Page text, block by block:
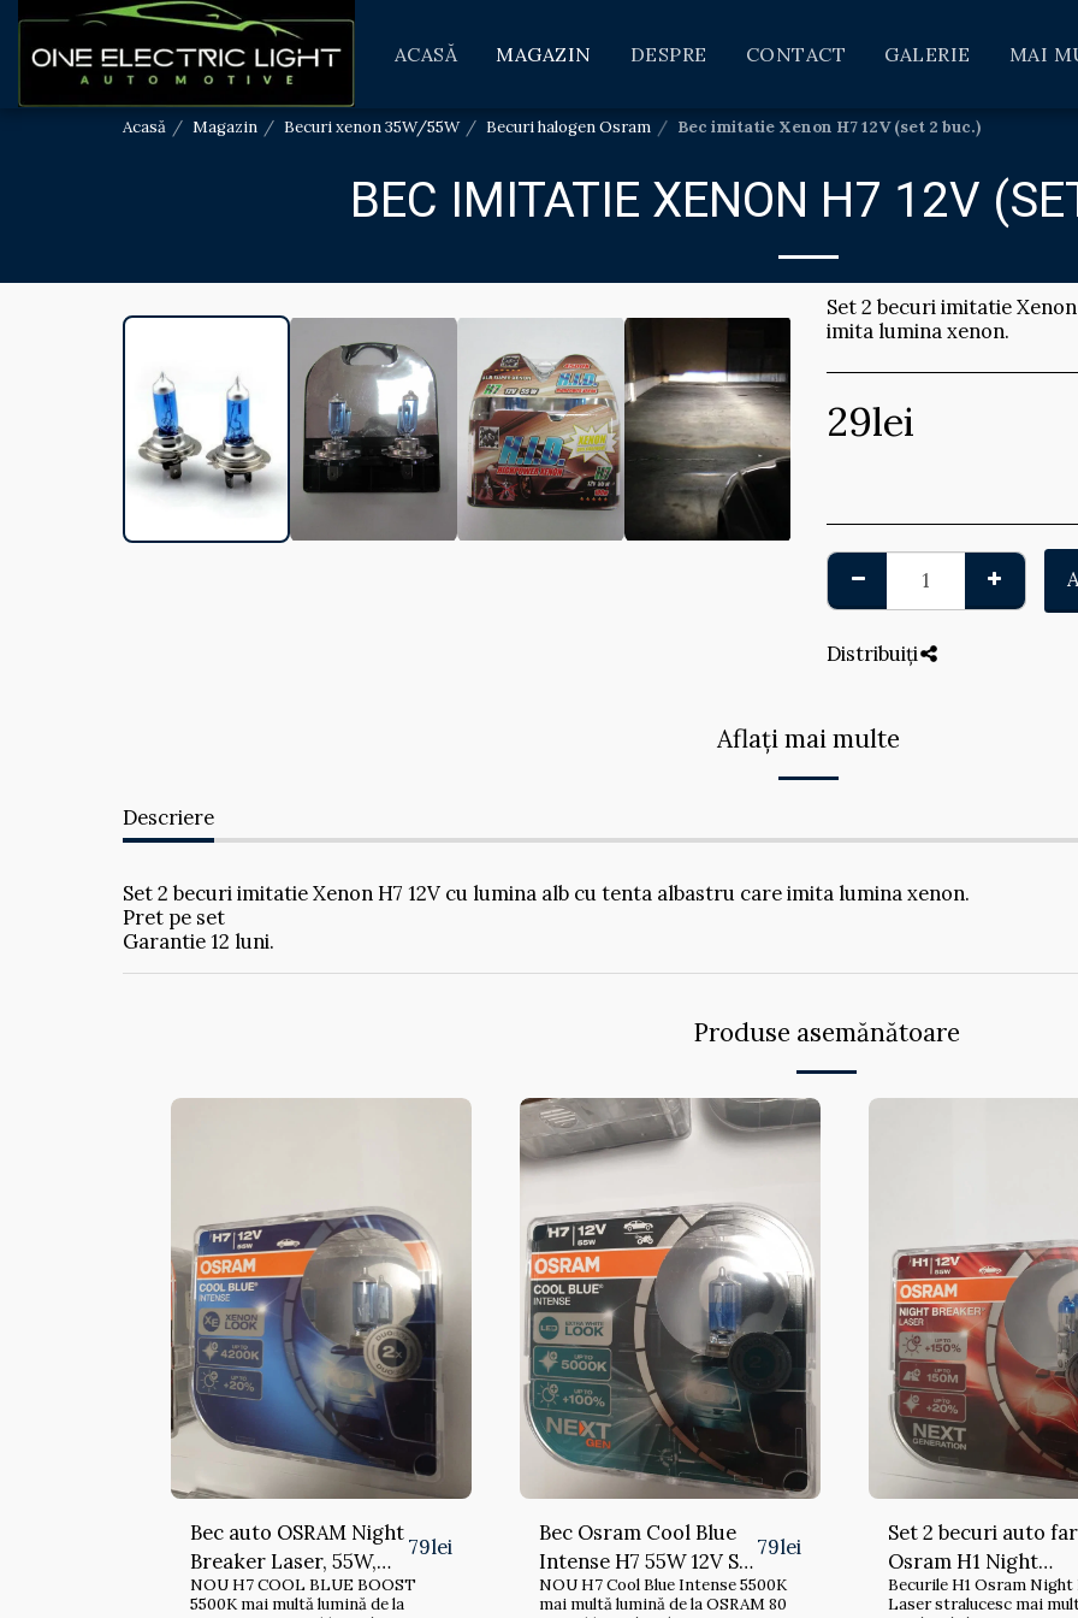
ACASĂ MAGAZIN DESPRE CONTACT GALERIE MAI
Acasă Magazin Becuri xenon 35W/55W Becuri halogen Osram Bec imitatie Xenon H7 12V (set 2 buc.)
BEC IMITATIE XENON H7 12V
Set 2 becuri imitatie
imita lumina xenon.
29lei
Distribuiți
Aflați mai multe
Descriere
Set 2 becuri imitatie Xenon H7 12V cu lumina alb cu tenta albastru care imita lumina xenon.
Pret pe set
Garantie 12 luni.
Produse asemănătoare
Bec auto OSRAM Night
Breaker Laser, 55W,
12V, H7, 2 buc
79lei
NOU H7 COOL BLUE BOOST
5500K mai multă lumină de la
Bec Osram Cool Blue
Intense H7 55W 12V Set
2 buc
79lei
NOU H7 Cool Blue Intense 5500K
mai multă lumină de la OSRAM 80
Set 2 becuri auto far
Osram H1 Night
Breaker Laser
Becurile H1 Osram Night
Laser stralucesc mai